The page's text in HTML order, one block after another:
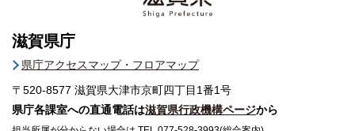
滋賀県庁
県庁アクセスマップ・フロアマップ
〒520-8577 滋賀県大津市京町四丁目1番1号
県庁各課室への直通電話は滋賀県行政機構ページから